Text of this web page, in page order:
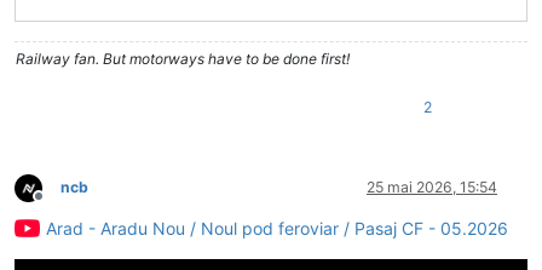
Railway fan. But motorways have to be done first!
2
Deconectat
ncb 25 mai 2026, 15:54
Arad - Aradu Nou / Noul pod feroviar / Pasaj CF - 05.2026